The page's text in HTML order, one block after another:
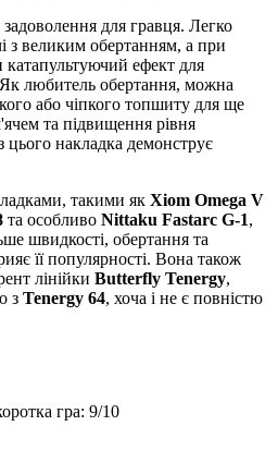
для гравця. Легко
з великим обертанням, а при
катапультуючий ефект для
любитель обертання, можна
або чіпкого топшиту для ще
та підвищення рівня
цього накладка демонструє
такими як Xiom Omega V
та особливо Nittaku Fastarc G-1,
швидкості, обертання та
її популярності. Вона також
лінійки Butterfly Tenergy,
з Tenergy 64, хоча і не є повністю
гра: 9/10